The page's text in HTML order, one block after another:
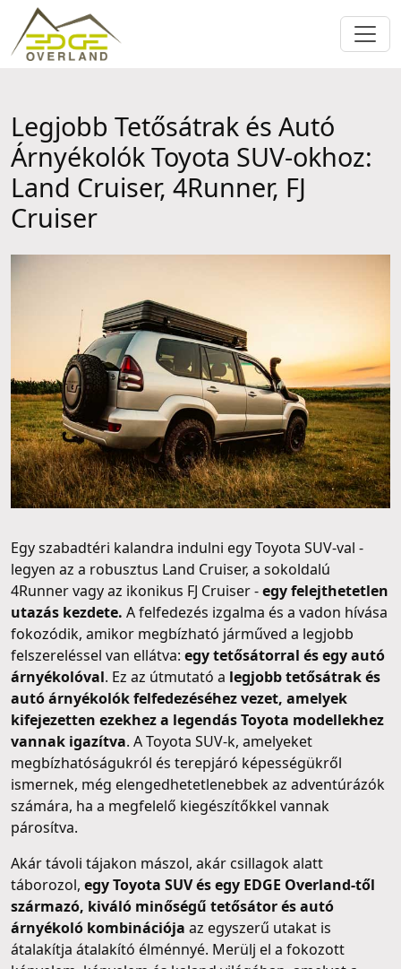
Legjobb Tetősátrak és Autó
Árnyékolók Toyota SUV-okhoz:
Land Cruiser, 4Runner, FJ
Cruiser
Egy szabadtéri kalandra indulni egy Toyota SUV-val -
legyen az a robusztus Land Cruiser, a sokoldalú
4Runner vagy az ikonikus FJ Cruiser -egy felejthetetlen
utazás kezdete. A felfedezés izgalma és a vadon hívása
fokozódik, amikor megbízható járműved a legjobb
felszereléssel van ellátva: egy tetősátorral és egy autó
árnyékolóval. Ez az útmutató a legjobb tetősátrak és
autó árnyékolók felfedezéséhez vezet, amelyek
kifejezetten ezekhez a legendás Toyota modellekhez
vannak igazítva. A Toyota SUV-k, amelyeket
megbízhatóságukról és terepjáró képességükről
ismernek, még elengedhetetlenebbek az adventúrázók
számára, ha a megfelelő kiegészítőkkel vannak
párosítva.
Akár távoli tájakon mászol, akár csillagok alatt
táborozol, egy Toyota SUV és egy EDGE Overland-től
származó, kiváló minőségű tetősátor és autó
árnyékoló kombinációja az egyszerű utakat is
átalakítja átalakító élménnyé. Merülj el a fokozott